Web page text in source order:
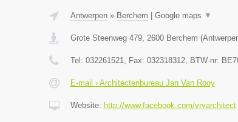
Antwerpen» Berchem Google maps ▼
Grote Steenweg 479, 2600 Berchem (
Tel: 032261521, Fax: 032318312, BTW-nr:
E-mail › Architectenbureau Jan Van Rooy
Website: http://www.facebook.com/vrvarchitect|